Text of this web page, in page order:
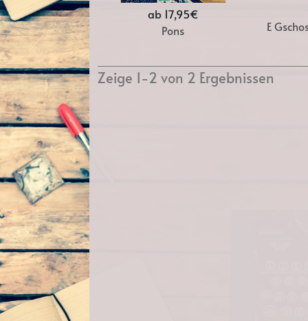
ab 17,95€
Pons
E
Zeige 1-2 von 2 Ergebnissen